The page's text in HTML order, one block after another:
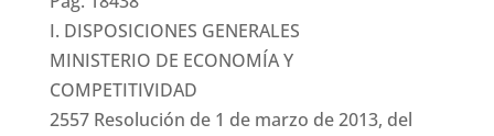
I. DISPOSICIONES GENERALES
MINISTERIO DE ECONOMÍA Y
COMPETITIVIDAD
2557 Resolución de 1 de marzo de 2013, del